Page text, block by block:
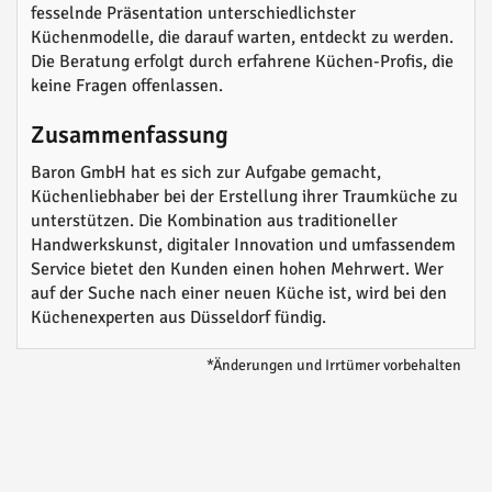
fesselnde Präsentation unterschiedlichster
Küchenmodelle, die darauf warten, entdeckt zu werden.
Die Beratung erfolgt durch erfahrene Küchen-Profis, die
keine Fragen offenlassen.
Zusammenfassung
Baron GmbH hat es sich zur Aufgabe gemacht,
Küchenliebhaber bei der Erstellung ihrer Traumküche zu
unterstützen. Die Kombination aus traditioneller
Handwerkskunst, digitaler Innovation und umfassendem
Service bietet den Kunden einen hohen Mehrwert. Wer
auf der Suche nach einer neuen Küche ist, wird bei den
Küchenexperten aus Düsseldorf fündig.
*Änderungen und Irrtümer vorbehalten